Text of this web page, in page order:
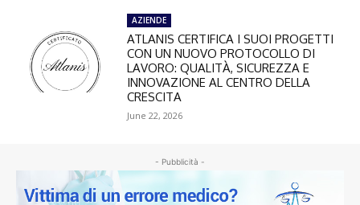
AZIENDE
ATLANIS CERTIFICA I SUOI PROGETTI
CON UN NUOVO PROTOCOLLO DI
LAVORO: QUALITÀ, SICUREZZA E
INNOVAZIONE AL CENTRO DELLA
CRESCITA
June 22, 2026
- Pubblicità -